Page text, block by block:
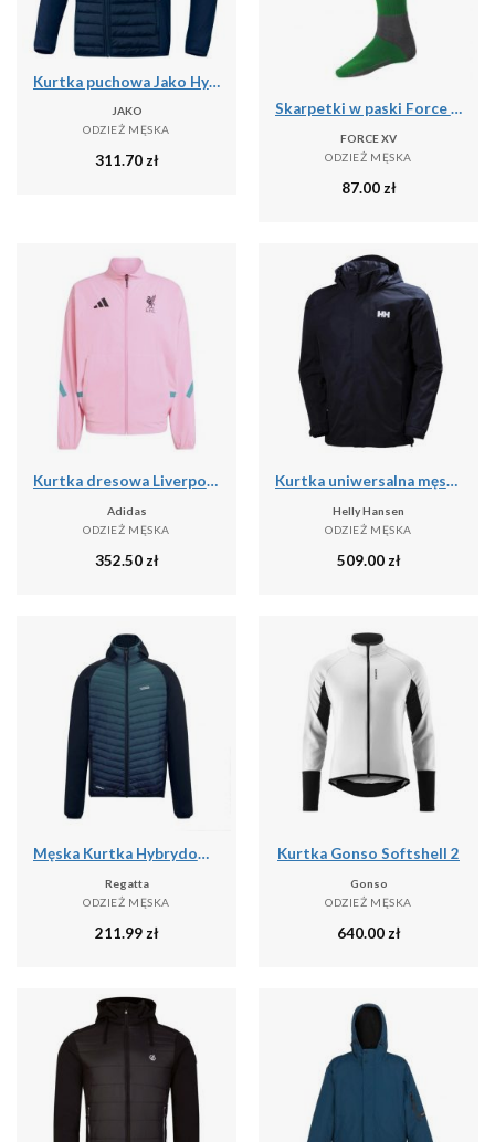
Kurtka puchowa Jako Hybride Corporate
JAKO
ODZIEŻ MĘSKA
311.70zł
Skarpetki w paski Force XV
FORCE XV
ODZIEŻ MĘSKA
87.00 zł
Kurtka dresowa Liverpool FC ZN.E. 2025/26
Adidas
ODZIEŻ MĘSKA
352.50 zł
Kurtka uniwersalna męska Helly Hansen Dubliner Jacket
Helly Hansen
ODZIEŻ MĘSKA
509.00 zł
Męska Kurtka Hybrydowa Andreson
Regatta
ODZIEŻ MĘSKA
211.99 zł
Kurtka Gonso Softshell 2
Gonso
ODZIEŻ MĘSKA
640.00 zł